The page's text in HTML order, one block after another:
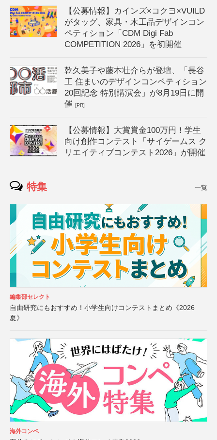
【公募情報】カインズ×コクヨ×VUILD
がタッグ、家具・木工品デザインコン
ペティション「CDM Digi Fab
COMPETITION 2026」を初開催
乾久美子や藤本壮介らが登壇、「長谷
工 住まいのデザインコンペティション
20回記念 特別講演会」が8月19日に開
催[PR]
【公募情報】大賞賞金100万円！学生
向け創作コンテスト「サイゲームス ク
リエイティブコンテスト2026」が開催
特集 一覧
編集部セレクト
自由研究にもおすすめ！小学生向けコンテストまとめ《2026
夏》
海外コンペ